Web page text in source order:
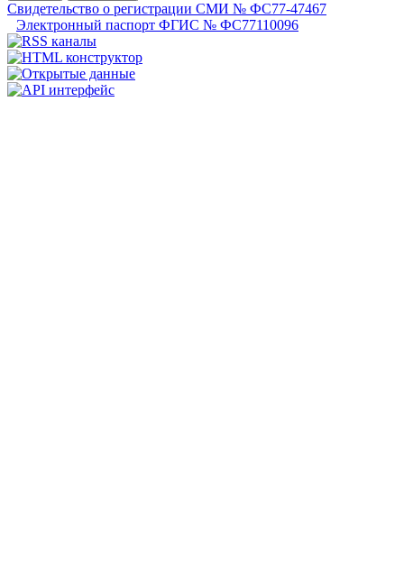
Свидетельство о регистрации СМИ № ФС77-47467
Электронный паспорт ФГИС № ФС77110096